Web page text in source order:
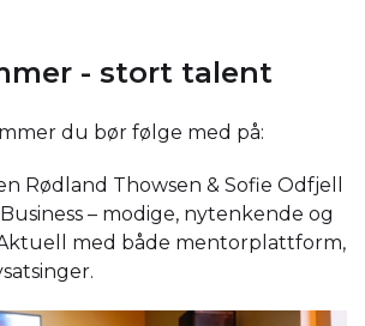
- stort talent
du bør følge med på:
Rødland Thowsen & Sofie Odfjell
– modige, nytenkende og
med både mentorplattform,